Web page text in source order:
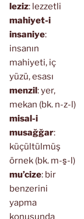
leziz: lezzetli
mahiyet-i
insaniye:
insanın
mahiyeti, iç
yüzü, esası
menzil: yer,
mekan (bk. n-z-l)
misal-i
musağğar:
küçültülmüş
örnek (bk. m-s̱-l)
mu’cize: bir
benzerini
yapma
konusunda